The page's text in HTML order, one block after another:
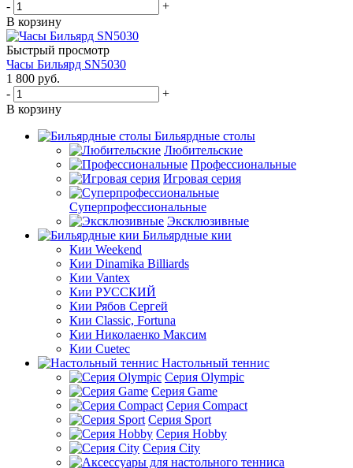
-
+
В корзину
Быстрый просмотр
Часы Бильярд SN5030
1 800 руб.
-
+
В корзину
Бильярдные столы
Любительские
Профессиональные
Игровая серия
Суперпрофессиональные
Эксклюзивные
Бильярдные кии
Кии Weekend
Кии Dinamika Billiards
Кии Vantex
Кии РУССКИЙ
Кии Рябов Сергей
Кии Classic, Fortuna
Кии Николаенко Максим
Кии Cuetec
Настольный теннис
Серия Olympic
Серия Game
Серия Compact
Серия Sport
Серия Hobby
Серия City